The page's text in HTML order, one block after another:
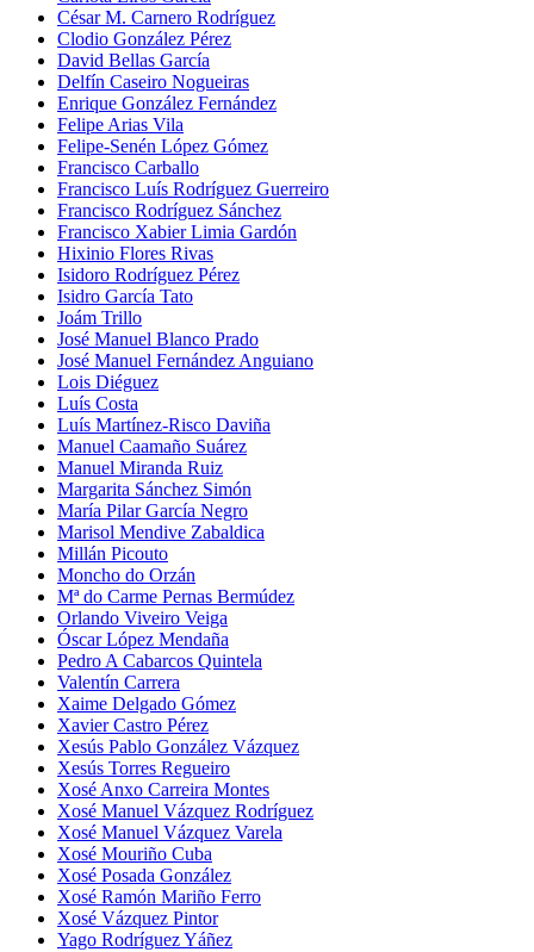
César M. Carnero Rodríguez
Clodio González Pérez
David Bellas García
Delfín Caseiro Nogueiras
Enrique González Fernández
Felipe Arias Vila
Felipe-Senén López Gómez
Francisco Carballo
Francisco Luís Rodríguez Guerreiro
Francisco Rodríguez Sánchez
Francisco Xabier Limia Gardón
Hixinio Flores Rivas
Isidoro Rodríguez Pérez
Isidro García Tato
Joám Trillo
José Manuel Blanco Prado
José Manuel Fernández Anguiano
Lois Diéguez
Luís Costa
Luís Martínez-Risco Daviña
Manuel Caamaño Suárez
Manuel Miranda Ruiz
Margarita Sánchez Simón
María Pilar García Negro
Marisol Mendive Zabaldica
Millán Picouto
Moncho do Orzán
Mª do Carme Pernas Bermúdez
Orlando Viveiro Veiga
Óscar López Mendaña
Pedro A Cabarcos Quintela
Valentín Carrera
Xaime Delgado Gómez
Xavier Castro Pérez
Xesús Pablo González Vázquez
Xesús Torres Regueiro
Xosé Anxo Carreira Montes
Xosé Manuel Vázquez Rodríguez
Xosé Manuel Vázquez Varela
Xosé Mouriño Cuba
Xosé Posada González
Xosé Ramón Mariño Ferro
Xosé Vázquez Pintor
Yago Rodríguez Yáñez